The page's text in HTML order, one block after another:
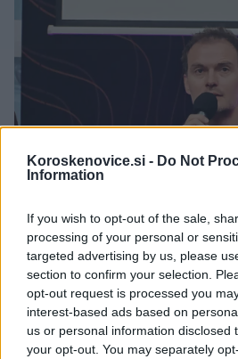
Koroskenovice.si - Do Not
Information
If you wish to opt-out of the sale,
processing of your personal or
targeted advertising by us, please
section to confirm your selection.
opt-out request is processed you
interest-based ads based on
us or personal information disclosed
your opt-out. You may separately